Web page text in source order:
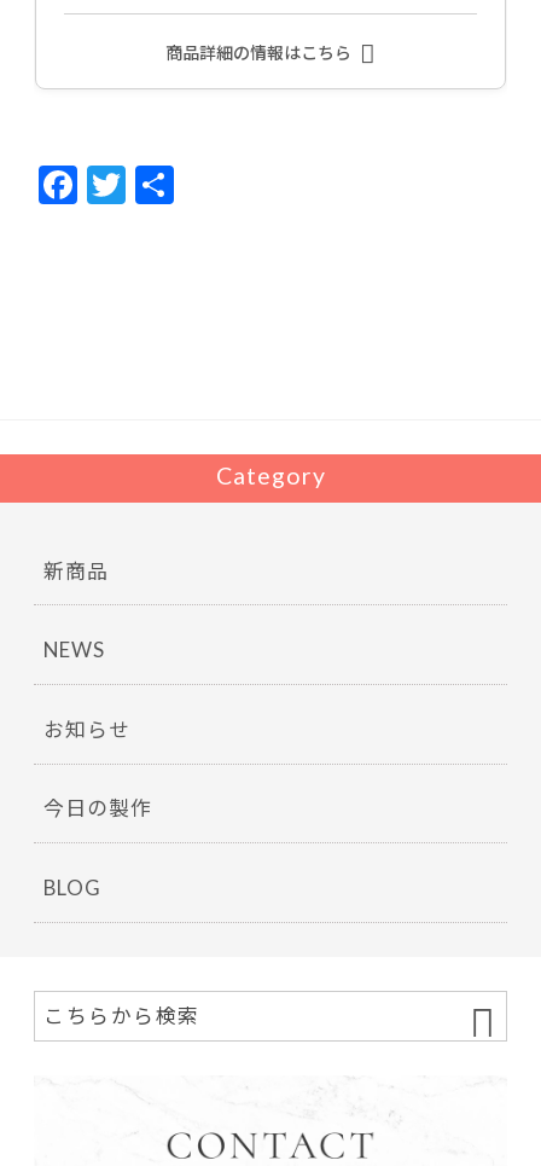
商品詳細の情報はこちら
F
T
Category
新商品
NEWS
お知らせ
今日の製作
BLOG